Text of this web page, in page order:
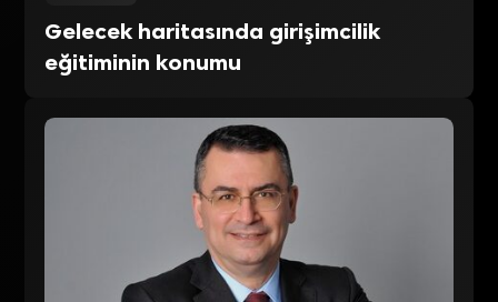
Gelecek haritasında girişimcilik
eğitiminin konumu